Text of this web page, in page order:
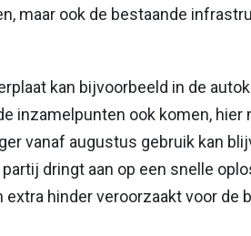
maar ook de bestaande
kan bijvoorbeeld in de
inzamelpunten ook komen,
vanaf augustus gebruik kan
dringt aan op een snelle
hinder veroorzaakt voor de